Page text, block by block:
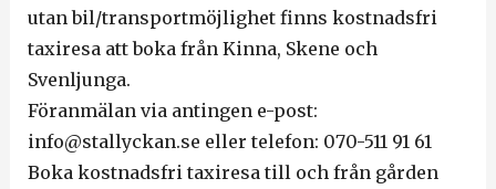
utan bil/transportmöjlighet finns kostnadsfri
taxiresa att boka från Kinna, Skene och
Svenljunga.
Föranmälan via antingen e-post:
info@stallyckan.se eller telefon: 070-511 91 61
Boka kostnadsfri taxiresa till och från gården